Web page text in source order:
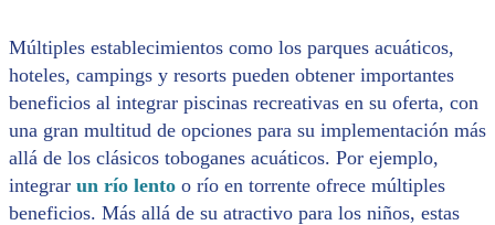
Múltiples establecimientos como los parques acuáticos,
hoteles, campings y resorts pueden obtener importantes
beneficios al integrar piscinas recreativas en su oferta, con
una gran multitud de opciones para su implementación más
allá de los clásicos toboganes acuáticos. Por ejemplo,
integrar un río lento o río en torrente ofrece múltiples
beneficios. Más allá de su atractivo para los niños, estas